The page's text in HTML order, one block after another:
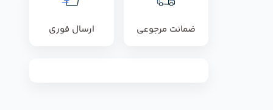
ضمانت مرجوعی ارسال فوری